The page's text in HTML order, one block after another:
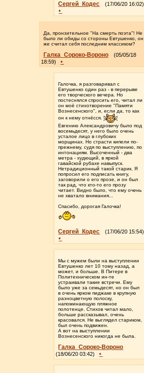
Сергей_Кодес (17/06/20 16:02)
•
Да, пронзительное "На смерть поэта"! Не
было ли обиды со стороны Евтушенко, он
же считал себя последним классиком?
Галка_Сороко-Вороно
(05/05/18
18:59)
•
Галочка, я разговаривал с
Евтушенко один раз - в перерыве
его творческого вечера. Но
постеснялся спросить его, читал ли
он моё стихотворение "Памяти
Вознесенского", и, если да, то как
он к нему отнёсся.
Евгению Александровичу было под
восемьдесят, у него было очень
усталое лицо в глубоких
морщинах. Но страсти кипели по-
прежнему, судя по выступлению, по
интонациям. Высоченный - два
метра - худющий, в яркой
гавайской рубахе навыпуск.
Нетрадиционный такой старик. Я
попросил его подписать книгу,
заговорили о его прозе, и он был
так рад, что кто-то его прозу
читает. Видно было, что ему очень
не хватало внимания...
Спасибо, дорогая Галочка!
Сергей_Кодес (17/06/20 15:54)
•
Мы с мужем были на выступлении
Евтушенко лет 10 тому назад, а
может, и больше. В Питере в
Политехническом ин-те
устраивали такие встречи. Ему
было уже за семьдесят, но он был
в очень ярком пиджаке в крупную
разноцветную полоску,
напоминающую пляжное
полотенце. Стихов читал мало,
больше рассказывал, очень
красовался. Не выглядел стариком,
был очень подвижен.
А вот на выступлении
Вознесенского никогда не была.
Галка_Сороко-Вороно
(18/06/20 03:42) •